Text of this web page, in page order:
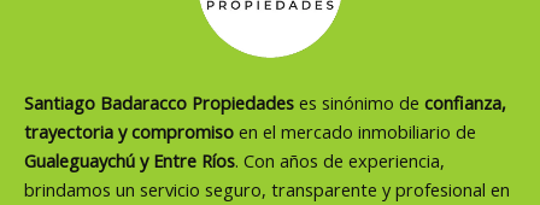
Santiago Badaracco Propiedades es sinónimo de confianza,
trayectoria y compromiso en el mercado inmobiliario de
Gualeguaychú y Entre Ríos. Con años de experiencia,
brindamos un servicio seguro, transparente y profesional en